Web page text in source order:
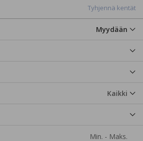
Tyhjennä kentät
Myydään
Kaikki
Min. - Maks.